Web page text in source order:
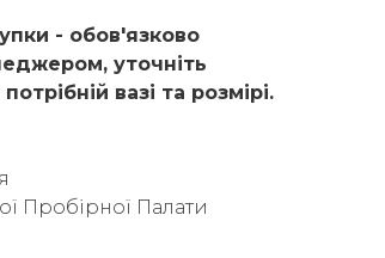
- обов'язково
уточніть
вазі та розмірі.
Пробірної Палати